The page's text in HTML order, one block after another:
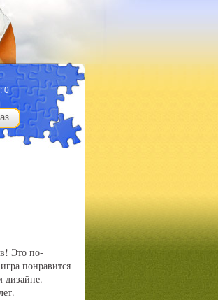
0
Это по-
понравится
дизайне.